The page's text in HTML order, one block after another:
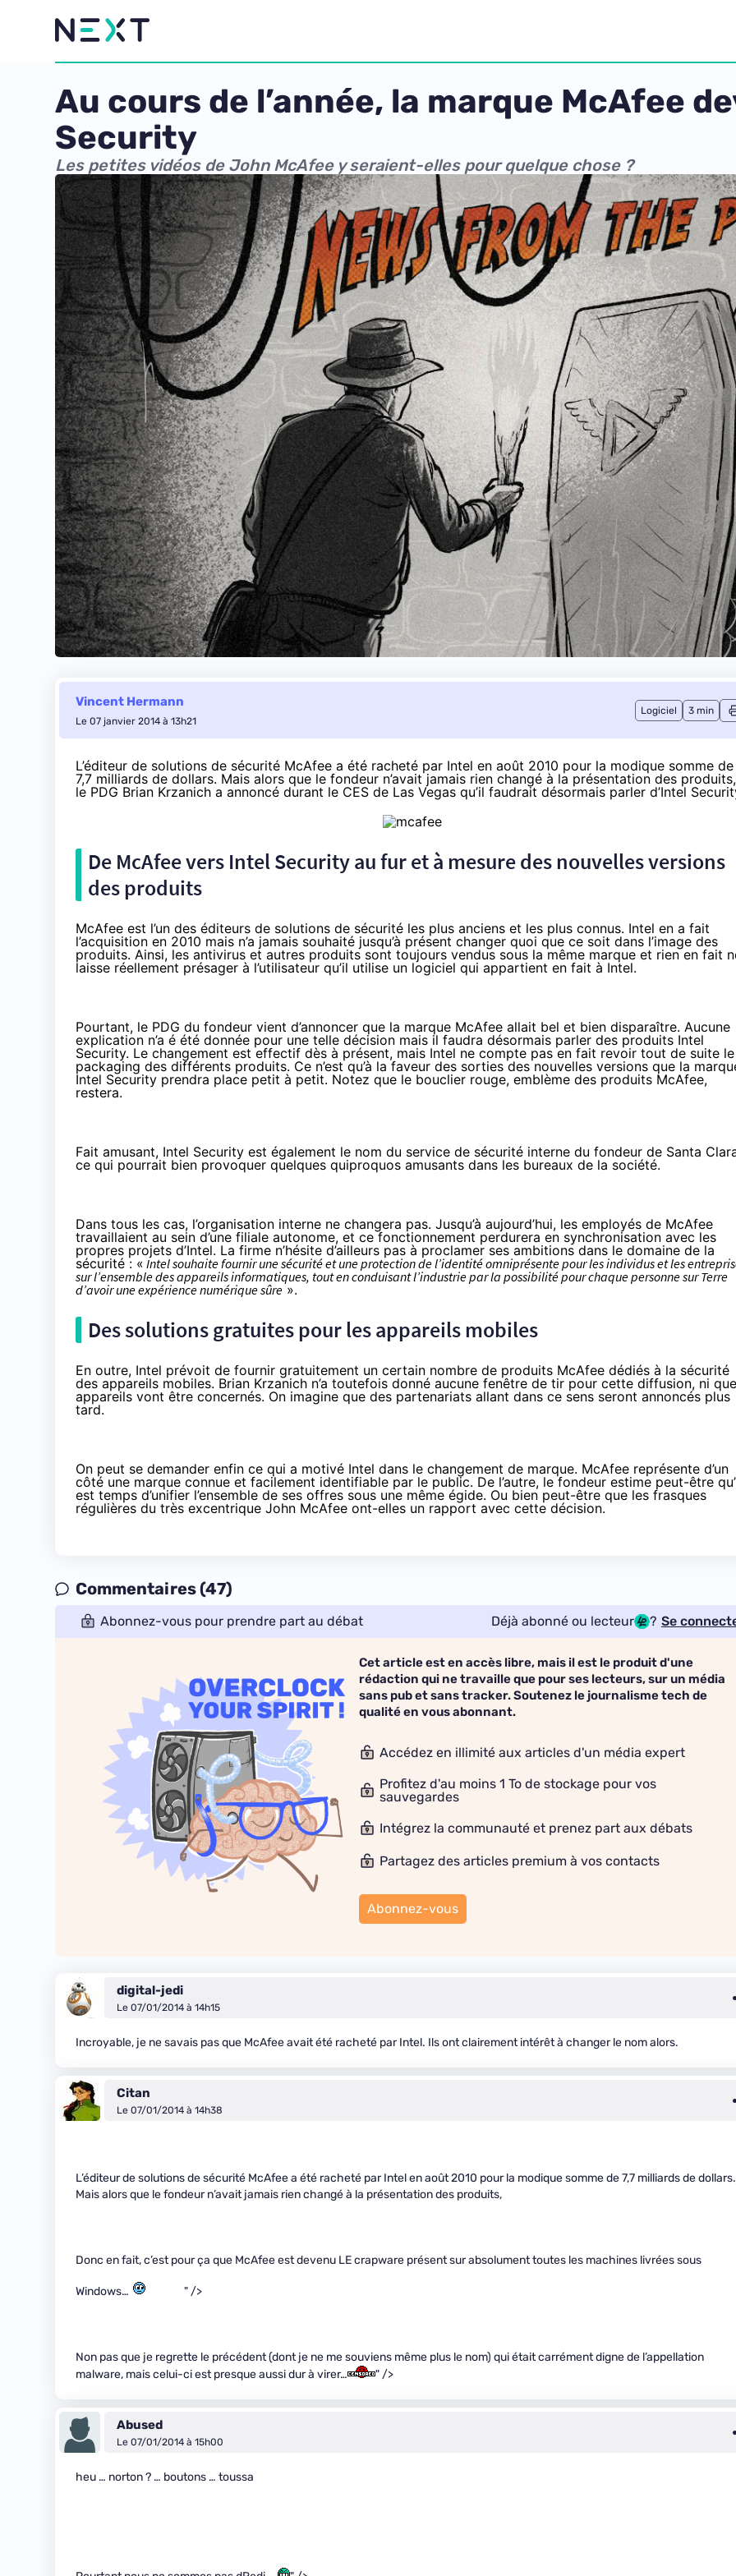
Au cours de l’année, la marque McAfee
Security
Les petites vidéos de John McAfee y seraient-elles pour quelque chose ?
Vincent Hermann
Le 07 janvier 2014 à 13h21
Logiciel 3 min
L’éditeur de solutions de sécurité McAfee a été racheté par Intel en août 2010 pour la modique somme de
7,7 milliards de dollars. Mais alors que le fondeur n’avait jamais rien changé à la présentation des produits,
le PDG Brian Krzanich a annoncé durant le CES de Las Vegas qu’il faudrait désormais parler d’Intel
De McAfee vers Intel Security au fur et à mesure des nouvelles versions
des produits
McAfee est l’un des éditeurs de solutions de sécurité les plus anciens et les plus connus. Intel en a fait
l’acquisition en 2010 mais n’a jamais souhaité jusqu’à présent changer quoi que ce soit dans l’image des
produits. Ainsi, les antivirus et autres produits sont toujours vendus sous la même marque et rien en fait
laisse réellement présager à l’utilisateur qu’il utilise un logiciel qui appartient en fait à Intel.
Pourtant, le PDG du fondeur vient d’annoncer que la marque McAfee allait bel et bien disparaître. Aucune
explication n’a é été donnée pour une telle décision mais il faudra désormais parler des produits Intel
Security. Le changement est effectif dès à présent, mais Intel ne compte pas en fait revoir tout de suite le
packaging des différents produits. Ce n’est qu’à la faveur des sorties des nouvelles versions que la
Intel Security prendra place petit à petit. Notez que le bouclier rouge, emblème des produits McAfee,
restera.
Fait amusant, Intel Security est également le nom du service de sécurité interne du fondeur de Santa
ce qui pourrait bien provoquer quelques quiproquos amusants dans les bureaux de la société.
Dans tous les cas, l’organisation interne ne changera pas. Jusqu’à aujourd’hui, les employés de McAfee
travaillaient au sein d’une filiale autonome, et ce fonctionnement perdurera en synchronisation avec les
propres projets d’Intel. La firme n’hésite d’ailleurs pas à proclamer ses ambitions dans le domaine de la
sécurité : « Intel souhaite fournir une sécurité et une protection de l’identité omniprésente pour les individus et les
sur l’ensemble des appareils informatiques, tout en conduisant l’industrie par la possibilité pour chaque personne sur Terre
d’avoir une expérience numérique sûre ».
Des solutions gratuites pour les appareils mobiles
En outre, Intel prévoit de fournir gratuitement un certain nombre de produits McAfee dédiés à la sécurité
des appareils mobiles. Brian Krzanich n’a toutefois donné aucune fenêtre de tir pour cette diffusion, ni
appareils vont être concernés. On imagine que des partenariats allant dans ce sens seront annoncés plus
tard.
On peut se demander enfin ce qui a motivé Intel dans le changement de marque. McAfee représente d’un
côté une marque connue et facilement identifiable par le public. De l’autre, le fondeur estime peut-être
est temps d’unifier l’ensemble de ses offres sous une même égide. Ou bien peut-être que les frasques
régulières du très excentrique John McAfee ont-elles un rapport avec cette décision.
Commentaires (47)
Abonnez-vous pour prendre part au débat Déjà abonné ou lecteur ? Se
Cet article est en accès libre, mais il est le produit d'une
rédaction qui ne travaille que pour ses lecteurs, sur un média
sans pub et sans tracker. Soutenez le journalisme tech de
qualité en vous abonnant.
Accédez en illimité aux articles d'un média expert
Profitez d'au moins 1 To de stockage pour vos
sauvegardes
Intégrez la communauté et prenez part aux débats
Partagez des articles premium à vos contacts
Abonnez-vous
digital-jedi
Le 07/01/2014 à 14h15
Incroyable, je ne savais pas que McAfee avait été racheté par Intel. Ils ont clairement intérêt à changer le nom alors.
Citan
Le 07/01/2014 à 14h38
L’éditeur de solutions de sécurité McAfee a été racheté par Intel en août 2010 pour la modique somme de 7,7 milliards de dollars.
Mais alors que le fondeur n’avait jamais rien changé à la présentation des produits,
Donc en fait, c’est pour ça que McAfee est devenu LE crapware présent sur absolument toutes les machines livrées sous
Windows… " />
Non pas que je regrette le précédent (dont je ne me souviens même plus le nom) qui était carrément digne de l’appellation
malware, mais celui-ci est presque aussi dur à virer…
" />
Abused
Le 07/01/2014 à 15h00
heu … norton ? … boutons … toussa